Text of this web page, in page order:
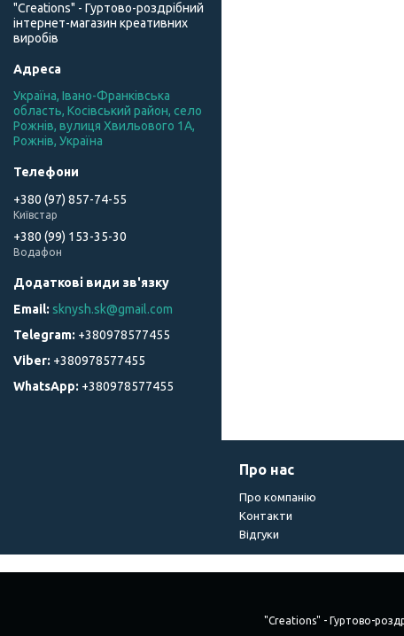
"Creations" - Гуртово-роздрібний
інтернет-магазин креативних
виробів
Україна, Івано-Франківська
область, Косівський район, село
Рожнів, вулиця Хвильового 1А,
Рожнів, Україна
+380 (97) 857-74-55
Київстар
+380 (99) 153-35-30
Водафон
sknysh.sk@gmail.com
+380978577455
+380978577455
+380978577455
Про нас
Про компанію
Контакти
Відгуки